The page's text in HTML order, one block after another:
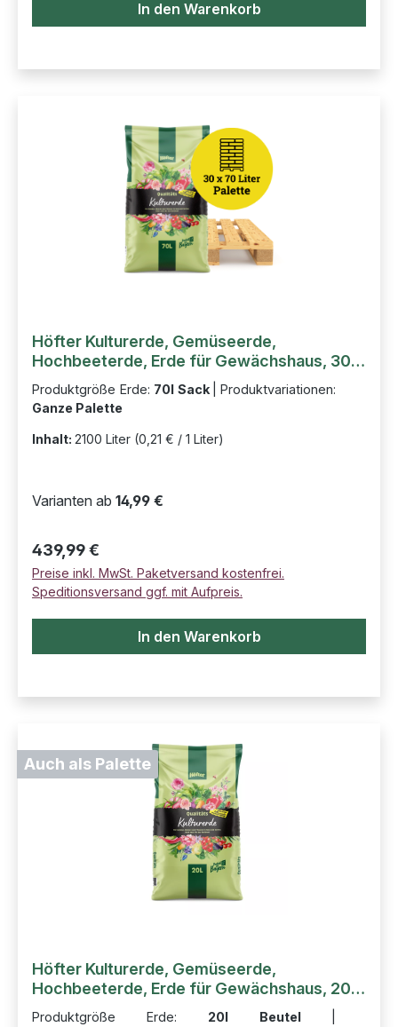
In den Warenkorb
Höfter Kulturerde, Gemüseerde,
Hochbeeterde, Erde für Gewächshaus, 30
Sack auf Palette 2100l
Produktgröße Erde: 70l Sack
Produktvariationen:
Ganze Palette
Inhalt: 2100 Liter (0,21 € / 1 Liter)
Varianten ab 14,99 €
Regulärer Preis:
439,99 €
Preise inkl. MwSt. Paketversand kostenfrei.
Speditionsversand ggf. mit Aufpreis.
In den Warenkorb
Auch als Palette
Höfter Kulturerde, Gemüseerde,
Hochbeeterde, Erde für Gewächshaus, 20l
3er Pack
Produktgröße Erde: 20l Beutel